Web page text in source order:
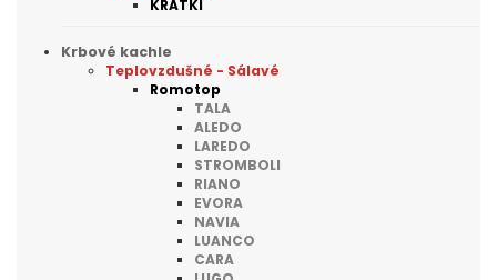
KRATKI
Krbové kachle
Teplovzdušné - Sálavé
Romotop
TALA
ALEDO
LAREDO
STROMBOLI
RIANO
EVORA
NAVIA
LUANCO
CARA